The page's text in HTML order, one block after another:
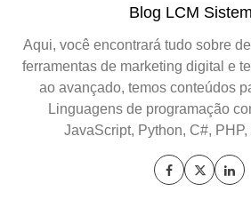
Blog LCM
Aqui, você encontrará tudo sobre
ferramentas de marketing digital e
ao avançado, temos conteúdos
Linguagens de programação
JavaScript, Python, C#,